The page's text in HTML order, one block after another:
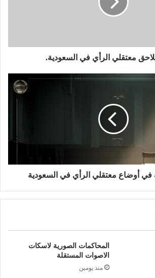
يلاحق معتقلي الرأي في السعودية.
في أوضاع معتقلي الرأي في السعودية
المحاكمات الصورية لاسكات
الاصوات المستقلة
منذ يومين